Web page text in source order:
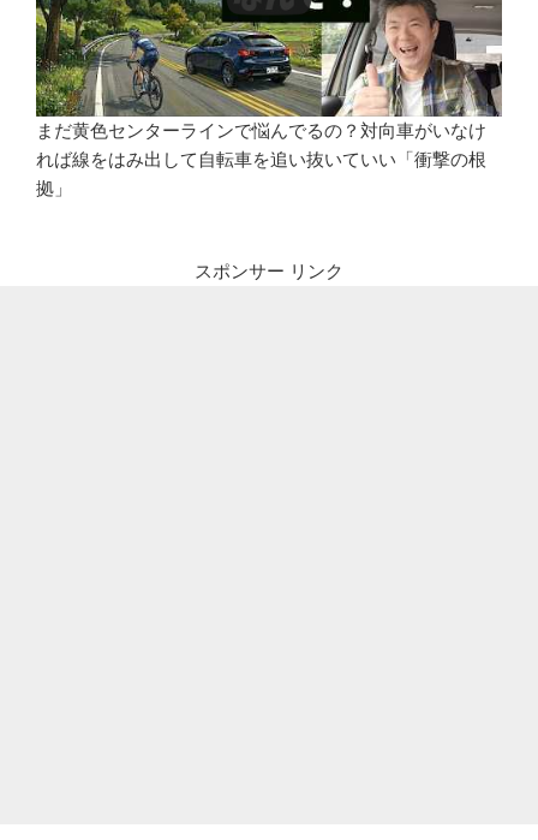
まだ黄色センターラインで悩んでるの？対向車がいなけ
れば線をはみ出して自転車を追い抜いていい「衝撃の根
拠」
スポンサー リンク